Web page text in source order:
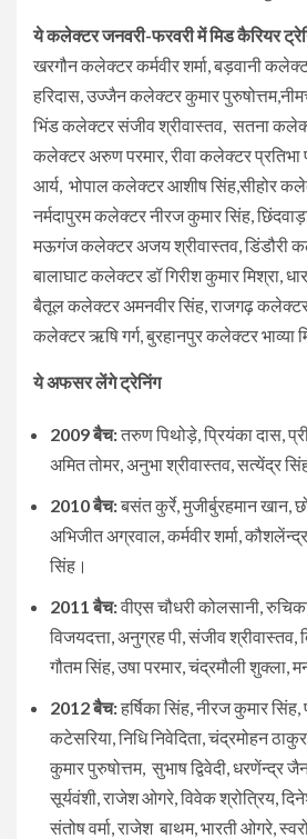
ये कलेक्टर जनवरी-फरवरी में मिड कैरियर
खरगौन कलेक्टर कर्मवीर शर्मा, बड़वानी
हरिदास, उज्जैन कलेक्टर कुमार
भिंड कलेक्टर संजीव श्रीवास्तव, सतना
कलेक्टर अरुण परमार, रीवा कलेक्टर
आर्य, भोपाल कलेक्टर आशीष सिंह,सीहोर
नर्मदापुरम कलेक्टर नीरज कुमार सिंह,
मऊगंज कलेक्टर अजय श्रीवास्तव, डिंडौरी
बालाघाट कलेक्टर डॉ गिरीश कुमार मिश्रा,
बैतूल कलेक्टर अमनवीर सिंह, राजगढ़ कलेक्टर
कलेक्टर ऋषि गर्ग, बुरहानपुर कलेक्टर भाव्या
ये अफसर लेंगे ट्रेनिंग
2009 बैच:तरुण पिथोड़े, प्रियंका दास,
अमित तोमर, अनुभा श्रीवास्तव, सत्येंद्र
2010 बैच:बसंत कुर्रे, मुजीर्बुरहमान खान,
अभिजीत अग्रवाल, कर्मवीर शर्मा,
सिंह।
2011 बैच:वीएस चौधरी कोलसानी,
विजयदत्ता, अनुग्रह पी, संजीव श्रीवास्तव,
गौतम सिंह, उषा परमार, चंद्रमौली शुक्ला,
2012 बैच:हर्षिका सिंह, नीरज कुमार
कटेसरिया, निधि निवेदिता, चंद्रमोहन
कुमार पुरुषोत्तम, सुभाष द्विवेदी, धरणेंन्द्र
सूर्यवंशी, राजेश ओगरे, विवेक श्रोत्रिय,
संतोष वर्मा, राजेश बाथम, भारती ओगरे,